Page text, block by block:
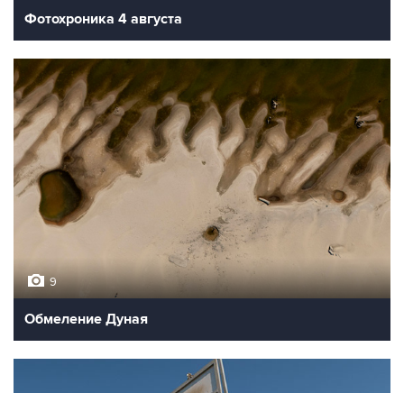
Фотохроника 4 августа
9
Обмеление Дуная